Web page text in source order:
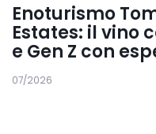
Enoturismo
Estates: il vino
e Gen Z con
07/2026